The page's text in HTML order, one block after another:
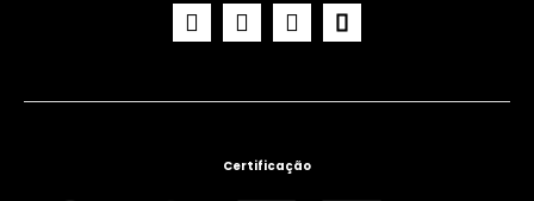
Certificação